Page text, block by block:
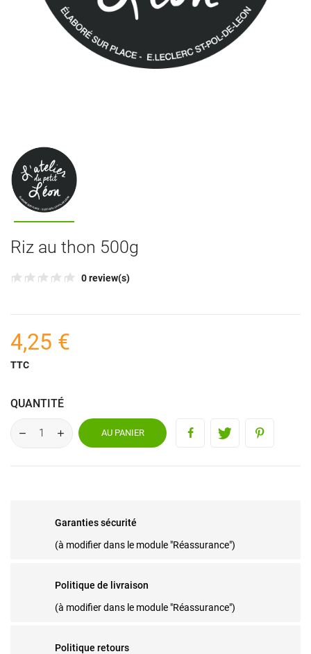
Riz au thon 500g
0 review(s)
4,25 €
TTC
QUANTITÉ
AU PANIER
Garanties sécurité
(à modifier dans le module "Réassurance")
Politique de livraison
(à modifier dans le module "Réassurance")
Politique retours